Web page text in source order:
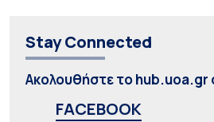
Stay Connected
Ακολουθήστε το hub.uoa.gr
FACEBOOK